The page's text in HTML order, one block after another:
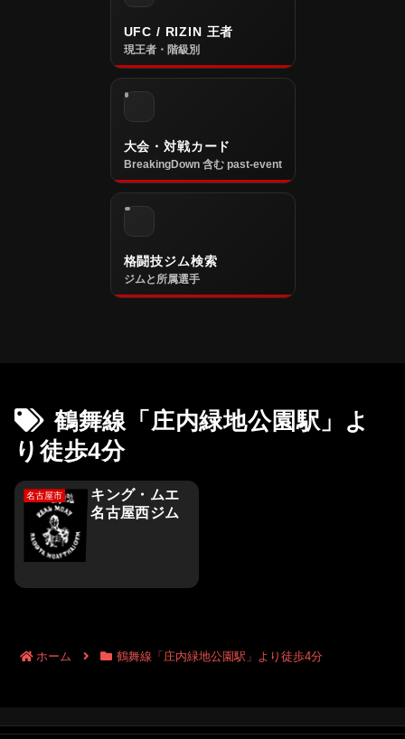
UFC / RIZIN 王者
現王者・階級別
大会・対戦カード
BreakingDown 含む past-event
格闘技ジム検索
ジムと所属選手
鶴舞線「庄内緑地公園駅」よ
り徒歩4分
名古屋市
キング・ムエ
名古屋西ジム
ホーム 鶴舞線「庄内緑地公園駅」より徒歩4分